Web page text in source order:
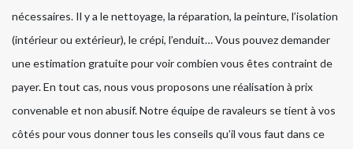
nécessaires. Il y a le nettoyage, la réparation, la peinture, l’isolation
(intérieur ou extérieur), le crépi, l’enduit… Vous pouvez demander
une estimation gratuite pour voir combien vous êtes contraint de
payer. En tout cas, nous vous proposons une réalisation à prix
convenable et non abusif. Notre équipe de ravaleurs se tient à vos
côtés pour vous donner tous les conseils qu’il vous faut dans ce